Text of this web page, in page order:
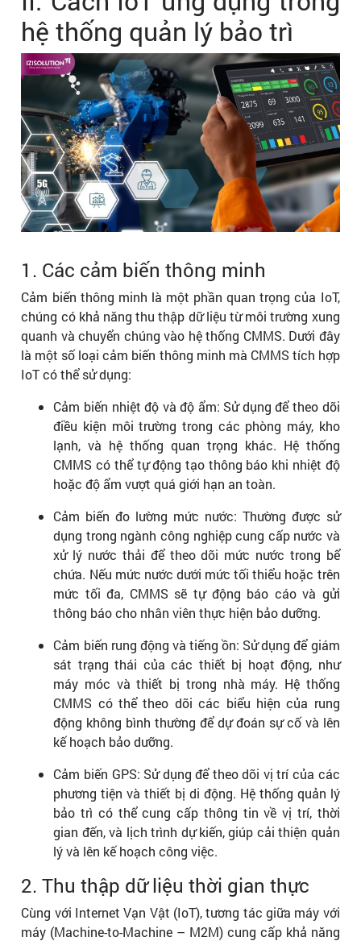
hệ thống quản lý bảo trì
1. Các cảm biến thông minh
Cảm biến thông minh là một phần quan trọng của IoT,
chúng có khả năng thu thập dữ liệu từ môi trường xung
quanh và chuyển chúng vào hệ thống CMMS. Dưới đây
là một số loại cảm biến thông minh mà CMMS tích hợp
IoT có thể sử dụng:
Cảm biến nhiệt độ và độ ẩm: Sử dụng để theo dõi
điều kiện môi trường trong các phòng máy, kho
lạnh, và hệ thống quan trọng khác. Hệ thống
CMMS có thể tự động tạo thông báo khi nhiệt độ
hoặc độ ẩm vượt quá giới hạn an toàn.
Cảm biến đo lường mức nước: Thường được sử
dụng trong ngành công nghiệp cung cấp nước và
xử lý nước thải để theo dõi mức nước trong bể
chứa. Nếu mức nước dưới mức tối thiểu hoặc trên
mức tối đa, CMMS sẽ tự động báo cáo và gửi
thông báo cho nhân viên thực hiện bảo dưỡng.
Cảm biến rung động và tiếng ồn: Sử dụng để giám
sát trạng thái của các thiết bị hoạt động, như
máy móc và thiết bị trong nhà máy. Hệ thống
CMMS có thể theo dõi các biểu hiện của rung
động không bình thường để dự đoán sự cố và lên
kế hoạch bảo dưỡng.
Cảm biến GPS: Sử dụng để theo dõi vị trí của các
phương tiện và thiết bị di động. Hệ thống quản lý
bảo trì có thể cung cấp thông tin về vị trí, thời
gian đến, và lịch trình dự kiến, giúp cải thiện quản
lý và lên kế hoạch công việc.
2. Thu thập dữ liệu thời gian thực
Cùng với Internet Vạn Vật (IoT), tương tác giữa máy với
máy (Machine-to-Machine – M2M) cung cấp khả năng